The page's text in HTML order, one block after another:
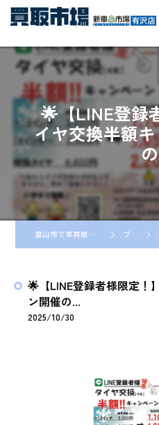
🌟【LINE登録
イヤ交換半額
富山市で車買取なら車買取市場 ブログ
🌟【LINE登録者様限定！
ン開催の...
2025/10/30